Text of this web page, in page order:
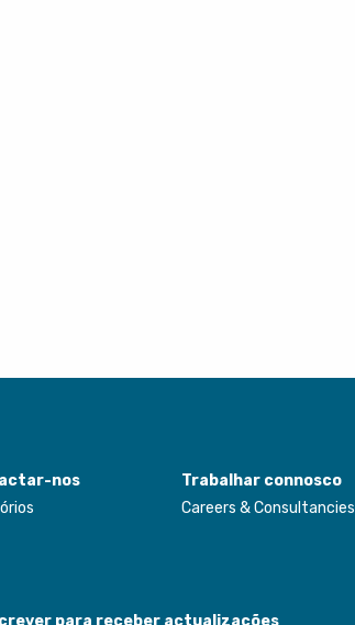
nos
Trabalhar connosco
Careers & Consultancies
para receber actualizações